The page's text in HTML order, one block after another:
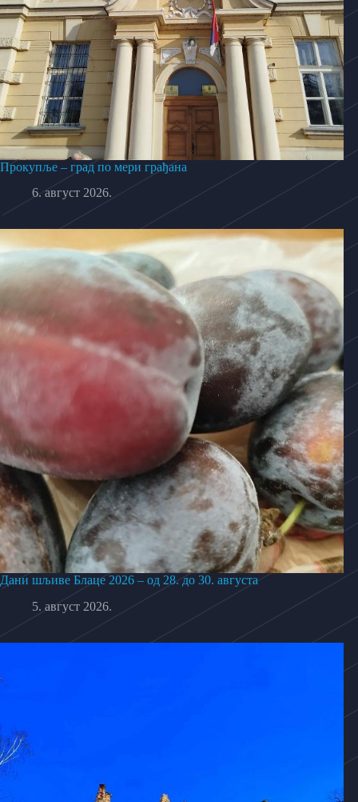
Прокупље – град по мери грађана
6. август 2026.
Дани шљиве Блаце 2026 – од 28. до 30. августа
5. август 2026.